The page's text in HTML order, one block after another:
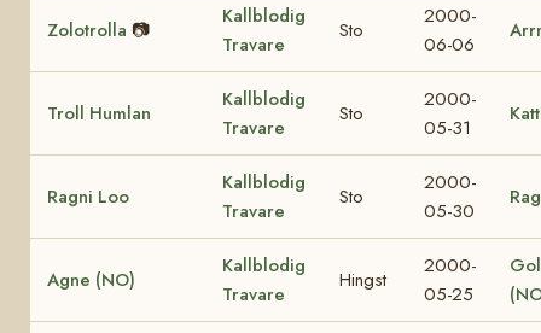
Zolotrolla 📷
Kallblodig
Travare
Sto
2000-
06-06
Troll Humlan
Kallblodig
Travare
Sto
2000-
05-31
Ragni Loo
Kallblodig
Travare
Sto
2000-
05-30
Agne (NO)
Kallblodig
Travare
Hingst
2000-
05-25